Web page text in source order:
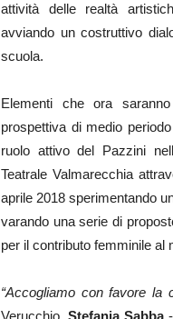
attività delle realtà
avviando un costruttivo
scuola.
Elementi che ora
prospettiva di medio
ruolo attivo del Pazzini
Teatrale Valmarecchia
aprile 2018 sperimentando
varando una serie di
per il contributo femminile al
“Accogliamo con favore la
Verucchio, Stefania Sabba -,